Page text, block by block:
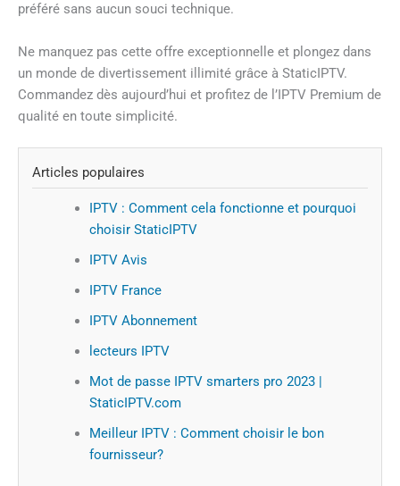
préféré sans aucun souci technique.
Ne manquez pas cette offre exceptionnelle et plongez dans
un monde de divertissement illimité grâce à StaticIPTV.
Commandez dès aujourd’hui et profitez de l’IPTV Premium de
qualité en toute simplicité.
Articles populaires
IPTV : Comment cela fonctionne et pourquoi
choisir StaticIPTV
IPTV Avis
IPTV France
IPTV Abonnement
lecteurs IPTV
Mot de passe IPTV smarters pro 2023 |
StaticIPTV.com
Meilleur IPTV : Comment choisir le bon
fournisseur?